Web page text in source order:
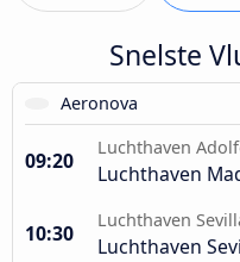
Snelste
Aeronova
09:20
Luchthaven
Luchthaven
10:30
Luchthaven
Luchthaven